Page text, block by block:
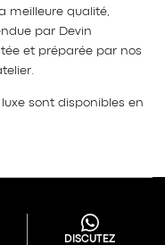
meilleure qualité,
par Devin
et préparée par nos
sont disponibles en
DISCUTEZ